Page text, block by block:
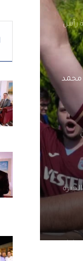
رأس
محمد